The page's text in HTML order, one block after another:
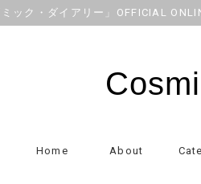
ック・ダイアリー」OFFICIAL
Home About